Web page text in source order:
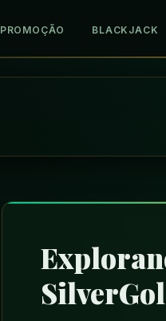
PROMOÇÃO BLACKJACK